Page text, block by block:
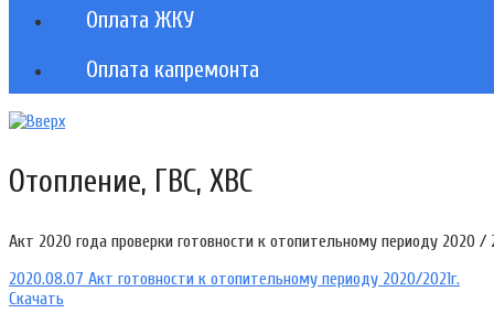
Оплата ЖКУ
Оплата капремонта
Отопление, ГВС, ХВС
Акт 2020 года проверки готовности к отопительному периоду 2020 /
2020.08.07 Акт готовности к отопительному периоду 2020/2021г.
Скачать